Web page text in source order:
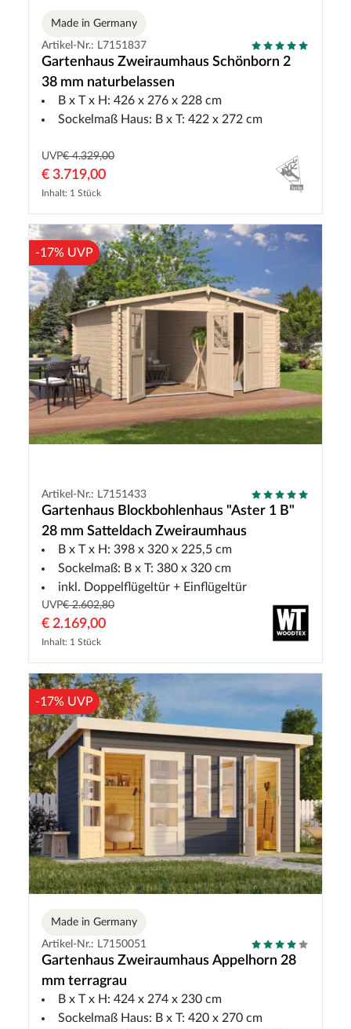
Made in Germany
Artikel-Nr.: L7151837
Gartenhaus Zweiraumhaus Schönborn 2
38 mm naturbelassen
B x T x H: 426 x 276 x 228 cm
Sockelmaß Haus: B x T: 422 x 272 cm
UVP€ 4.329,00
€ 3.719,00
Inhalt: 1 Stück
-17% UVP
Artikel-Nr.: L7151433
Gartenhaus Blockbohlenhaus "Aster 1 B"
28 mm Satteldach Zweiraumhaus
B x T x H: 398 x 320 x 225,5 cm
Sockelmaß: B x T: 380 x 320 cm
inkl. Doppelflügeltür + Einflügeltür
UVP€ 2.602,80
€ 2.169,00
Inhalt: 1 Stück
-17% UVP
Made in Germany
Artikel-Nr.: L7150051
Gartenhaus Zweiraumhaus Appelhorn 28
mm terragrau
B x T x H: 424 x 274 x 230 cm
Sockelmaß Haus: B x T: 420 x 270 cm